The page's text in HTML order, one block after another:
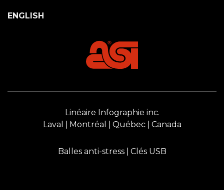
ENGLISH
Linéaire Infographie inc.
Laval
Montréal Québec Canada
Balles anti-stress Clés USB